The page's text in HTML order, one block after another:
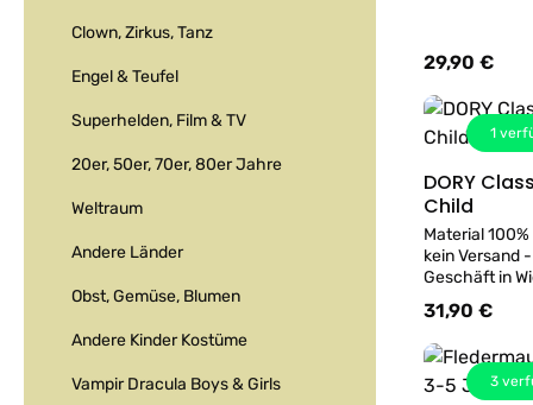
Clown, Zirkus, Tanz
Engel & Teufel
Superhelden, Film & TV
20er, 50er, 70er, 80er Jahre
Weltraum
Andere Länder
Obst, Gemüse, Blumen
Andere Kinder Kostüme
Vampir Dracula Boys & Girls
Regulärer Preis:
29,90 €
1
DORY
Child
Material
kein Versand
Geschäft in
kann gerne
Regulärer Preis:
31,90 €
3